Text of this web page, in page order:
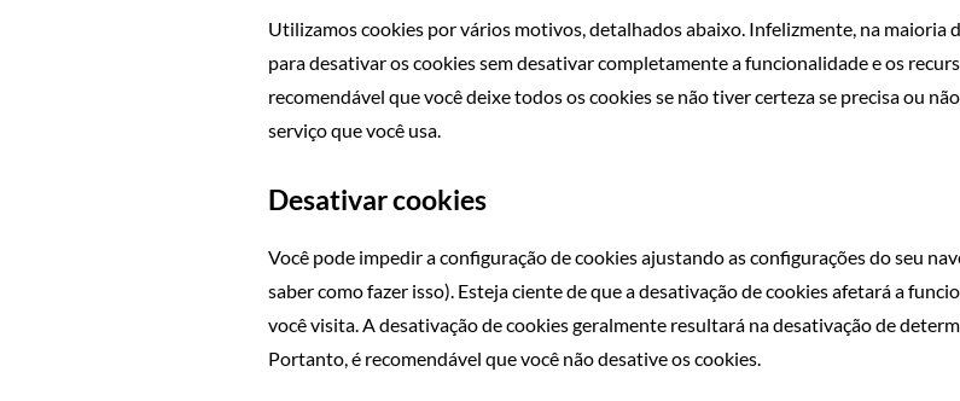
Utilizamos cookies por vários motivos, detalhados abaixo. Infelizmente, na maioria
para desativar os cookies sem desativar completamente a funcionalidade e os
recomendável que você deixe todos os cookies se não tiver certeza se precisa ou
serviço que você usa.
Desativar cookies
Você pode impedir a configuração de cookies ajustando as configurações do seu
saber como fazer isso). Esteja ciente de que a desativação de cookies afetará a
você visita. A desativação de cookies geralmente resultará na desativação de
Portanto, é recomendável que você não desative os cookies.